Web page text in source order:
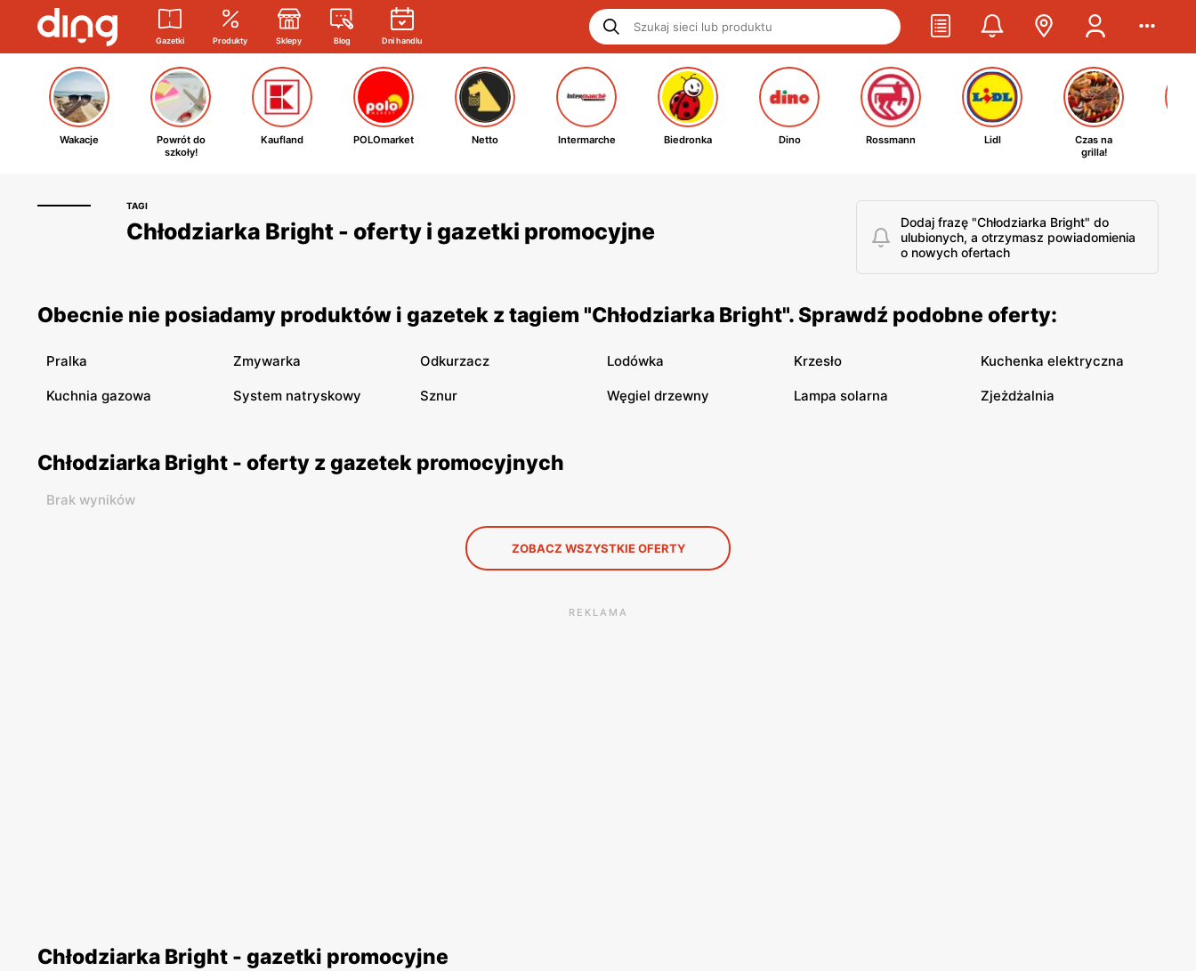
Gazetki Produkty Sklepy Blog Dni handlu
Wakacje
Powrót do
szkoły!
Kaufland POLOmarket Netto Intermarche Biedronka Dino Rossmann Lidl
Czas na
grilla!
TAGI
Chłodziarka Bright - oferty i gazetki promocyjne
Dodaj frazę "Chłodziarka Bright" do
ulubionych, a otrzymasz powiadomienia
o nowych ofertach
Obecnie nie posiadamy produktów i gazetek z tagiem "Chłodziarka Bright". Sprawdź podobne oferty:
Pralka Zmywarka Odkurzacz Lodówka Krzesło Kuchenka elektryczna
Kuchnia gazowa System natryskowy Sznur Węgiel drzewny Lampa solarna Zjeżdżalnia
Chłodziarka Bright - oferty z gazetek promocyjnych
Brak wyników
ZOBACZ WSZYSTKIE OFERTY
REKLAMA
Chłodziarka Bright - gazetki promocyjne